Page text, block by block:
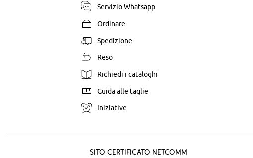
Servizio Whatsapp
Ordinare
Spedizione
Reso
Richiedi i cataloghi
Guida alle taglie
Iniziative
Sito certificato Netcomm